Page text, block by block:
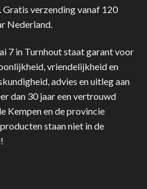
verzending vanaf 120
Nederland.
7 in Turnhout staat garant voor
vriendelijkheid en
advies en uitleg aan
dan 30 jaar een vertrouwd
Kempen en de provincie
staan niet in de